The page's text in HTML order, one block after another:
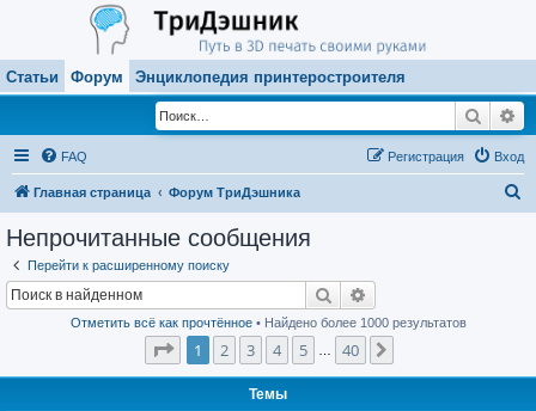
Статьи Форум Энциклопедия принтеростроителя
Поиск
FAQ Вход
Регистрация
Главная страница Форум ТриДэшника
Непрочитанные сообщения
Перейти к расширенному поиску
Поиск
Отметить всё как прочтённое• Найдено более 1000 результатов
Страница1 из
1 2 3 4 5 40
Темы